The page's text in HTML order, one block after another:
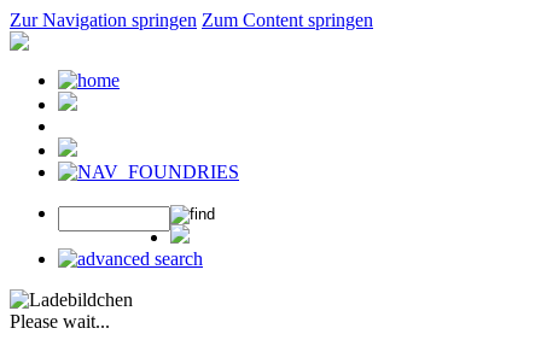
Zur Navigation springen Zum Content springen
Please wait...